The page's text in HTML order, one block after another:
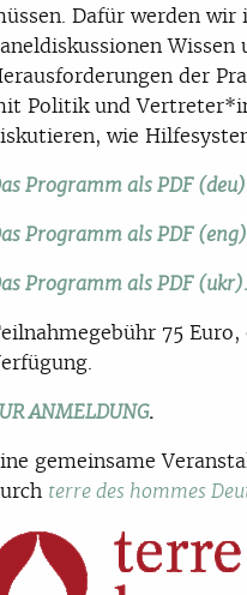
Dafür werden
der
Politik und
wie
Programm als PDF
Programm als PDF
Programm als PDF (ukr).
75
ANMELDUNG.
gemeinsame
terre des hommes